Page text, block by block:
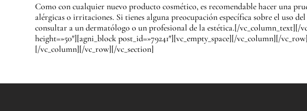
Como con cualquier nuevo producto cosmético, es recomendable hacer una
alérgicas o irritaciones. Si tienes alguna preocupación específica sobre el uso
consultar a un dermatólogo o un profesional de la estética.[/
height=»50″][agni_block post_id=»79241″][vc_empty_space][/vc_column][/
[/vc_column][/vc_row][/vc_section]